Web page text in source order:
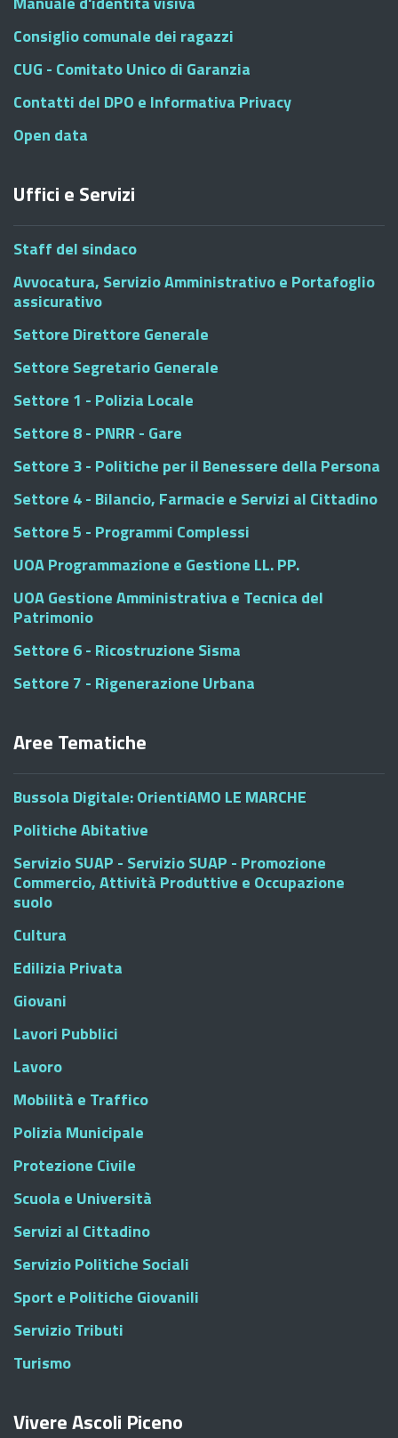
Consiglio comunale dei ragazzi
CUG - Comitato Unico di Garanzia
Contatti del DPO e Informativa Privacy
Open data
Uffici e Servizi
Staff del sindaco
Avvocatura, Servizio Amministrativo e Portafoglio
assicurativo
Settore Direttore Generale
Settore Segretario Generale
Settore 1 - Polizia Locale
Settore 8 - PNRR - Gare
Settore 3 - Politiche per il Benessere della Persona
Settore 4 - Bilancio, Farmacie e Servizi al Cittadino
Settore 5 - Programmi Complessi
UOA Programmazione e Gestione LL. PP.
UOA Gestione Amministrativa e Tecnica del
Patrimonio
Settore 6 - Ricostruzione Sisma
Settore 7 - Rigenerazione Urbana
Aree Tematiche
Bussola Digitale: OrientiAMO LE MARCHE
Politiche Abitative
Servizio SUAP - Servizio SUAP - Promozione
Commercio, Attività Produttive e Occupazione
suolo
Cultura
Edilizia Privata
Giovani
Lavori Pubblici
Lavoro
Mobilità e Traffico
Polizia Municipale
Protezione Civile
Scuola e Università
Servizi al Cittadino
Servizio Politiche Sociali
Sport e Politiche Giovanili
Servizio Tributi
Turismo
Vivere Ascoli Piceno